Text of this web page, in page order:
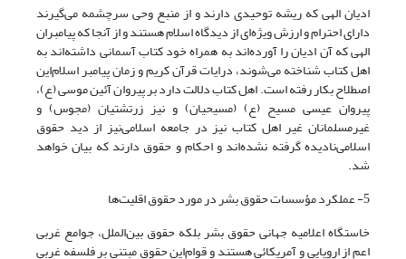
ادیان الهی که ریشه توحیدی دارند و از منبع وحی سرچشمه می‌گیرند
دارای احترام و ارزش ویژه‌ای از دیدگاه اسلام هستند و از آنجا که پیامبران
الهی که آن ادیان را آورده‌اند به همراه خود کتاب آسمانی داشته‌اند به
اهل کتاب شناخته می‌شوند، در‌ایات قرآن کریم و زمان پیامبر اسلام‌این
اصطلاح بکار رفته است. اهل کتاب دلالت دارد بر پیروان آئین موسی (ع)،
پیروان عیسی مسیح (ع) (مسیحیان) و نیز زرتشتیان (مجوس) و
غیرمسلمانان غیر اهل کتاب نیز در جامعه اسلامی‌نیز از دید حقوق
اسلامی‌نادیده گرفته نشده‌اند و احکام و حقوق دارند که بیان خواهد
شد.
5- عملکرد مؤسسات حقوق بشر در مورد حقوق اقلیت‌ها
خاستگاه اعلامیه جهانی حقوق بشر بلکه حقوق بین‌الملل، جوامع غربی
اعم از اروپایی و آمریکائی هستند و قوام‌این حقوق مبتنی بر فلسفه غربی